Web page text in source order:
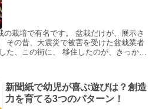
の栽培で有名です。 盆栽だけが、展示さ
その昔、大震災で被害を受けた盆栽業者
た、この街に、 移住したのが、きっかけ
新聞紙で幼児が喜ぶ遊びは？創造
力を育てる3つのパターン！